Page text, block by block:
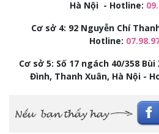
Hà Nội - Hotline:
Cơ sở 4: 92 Nguyễn Chí
Hotline:
Cơ sở 5: Số 17 ngách 40/358
Đình, Thanh Xuân, Hà Nội -